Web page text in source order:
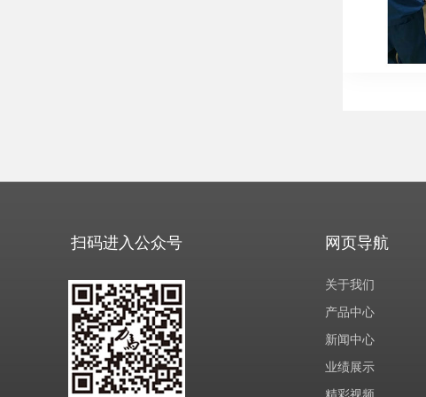
扫码进入公众号 网页导航
关于我们
产品中心
新闻中心
业绩展示